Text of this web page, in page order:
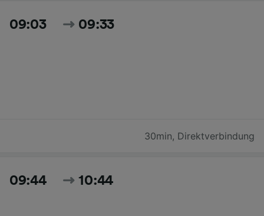
09:03 09:33
30min, Direktverbindung
09:44 10:44